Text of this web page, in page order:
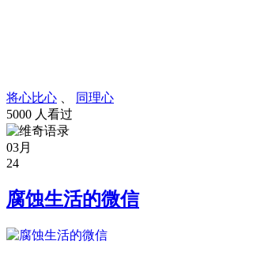
将心比心 、
同理心
5000 人看过
03月
24
腐蚀生活的微信